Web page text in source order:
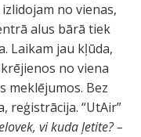
no vienas,
alus bārā tiek
Laikam jau kļūda,
no viena
meklējumos. Bez
reģistrācija. “UtAir”
vi kuda ļetite?–